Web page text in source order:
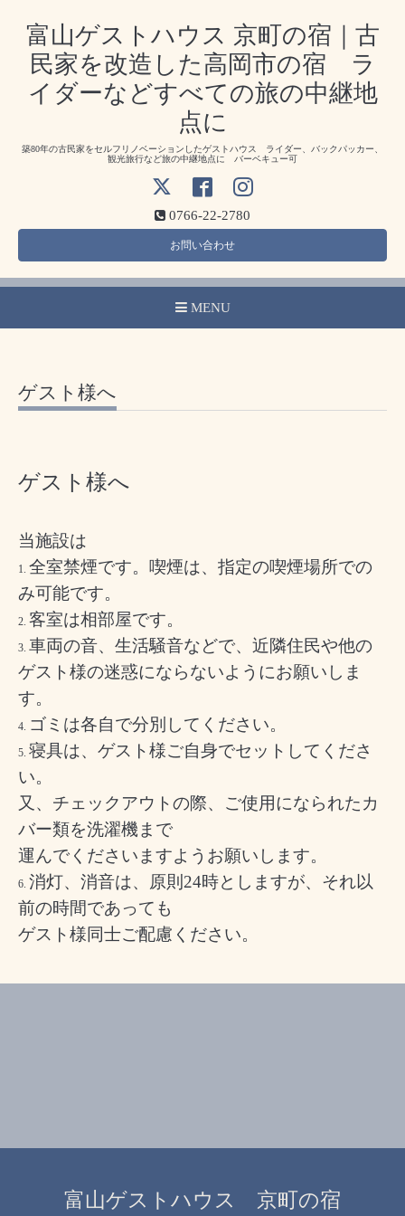
富山ゲストハウス 京町の宿｜古
民家を改造した高岡市の宿 ラ
イダーなどすべての旅の中継地
点に
築80年の古民家をセルフリノベーションしたゲストハウス ライダー、バックパッカー、
観光旅行など旅の中継地点に バーベキュー可
0766-22-2780
お問い合わせ
MENU
ゲスト様へ
ゲスト様へ
当施設は
全室禁煙です。喫煙は、指定の喫煙場所での
み可能です。
客室は相部屋です。
車両の音、生活騒音などで、近隣住民や他の
ゲスト様の迷惑にならないようにお願いしま
す。
ゴミは各自で分別してください。
寝具は、ゲスト様ご自身でセットしてくださ
い。
又、チェックアウトの際、ご使用になられたカ
バー類を洗濯機まで
運んでくださいますようお願いします。
消灯、消音は、原則24時としますが、それ以
前の時間であっても
ゲスト様同士ご配慮ください。
富山ゲストハウス 京町の宿